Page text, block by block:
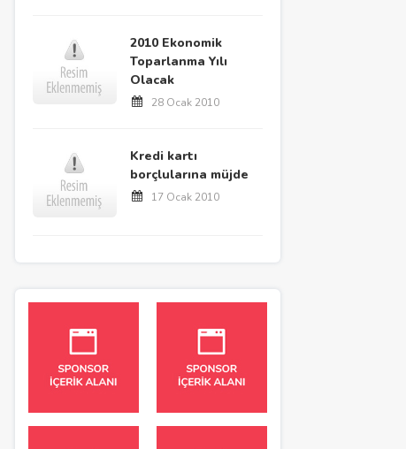
2010 Ekonomik
Toparlanma Yılı
Olacak
28 Ocak 2010
Kredi kartı
borçlularına müjde
17 Ocak 2010